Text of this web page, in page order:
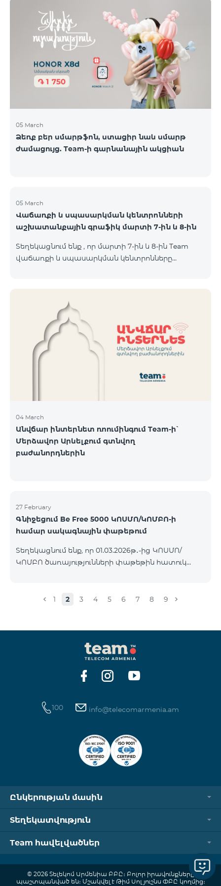
օպերատորների կողմից։ Ձայնային կապի և SMS
ծառայությունները շարունակում են գործել։
Իրադարձությունների վերաբերյալ լրացուցիչ
տեղեկատվություն կտրամադրվի իրավիճակի
փոփոխության դեպքում։ Շնորհակալություն
ըմբռնման համար։
05 March
Ձեռք բեր սմարթֆոն, ստացիր նաև սմարթ
ժամացույց. Team-ի գարնանային ակցիան
05 March
Վաճառքի և սպասարկման կենտրոնների
աշխատանքային գրաֆիկ մարտի 7-ին և 8-ին
Տեղեկացնում ենք , որ մարտի 7-ին և 8-ին Team
վաճառքի և սպասարկման կենտրոնները
գյուղ ՎևՍԿ հասցե "Տելեկոմ Արմենիա" ԲԲԸ
Աշխատանքային ժամեր Երկ-Ուրբ Շաբաթ-07․03
Կիրակի-08․03 Երևան Կենտրոն Իսակովի
պողոտա 3/7 09:00-18:00 09:00-18:00 10:00-19:00
Երևան Կենտրոն Խորենացու փողոց 26/26 09:00-
04 March
Անվճար ինտերնետ ռոումինգում Team-ի՝
Մերձավոր Արևելքում գտնվող
բաժանորդներին
27 February
Գնիջեցում Be Free 5000 ԿՈՍՄՈ/ԿՈՄԲՈ-ի
համար սակագնային փաթեթում
Տեղեկացնում ենք, որ 01.03.2026թ․-ից ԿՈՍՄՈ/
ԿՈՄԲՈ ծառայությունների փաթեթին հատուկ
ՀՀ դրամի փոխարեն կկազմի 3500 ՀՀ դրամ։
բաժանորդագրություն ԿՈՍՄՈ կամ ԿՈՄԲՈ
ծառայությունների փաթեթներին։ Սակագնային
փաթեթի մանրամասներին կարող եք
ծանոթանալ այստեղ։
1 2 3 4 5 6 7 8 9
100 info@telecomarmenia.am
Ընկերության մասին
Տեղեկատվություն
Team հավելվածներ
© 2026 Տելեկոմ Արմենիա ԲԲԸ։ Բոլոր իրավունքները
պաշտպանված են։ Մշակվել է Թիմ Սոլյուշնս ՓԲԸ կողմից։